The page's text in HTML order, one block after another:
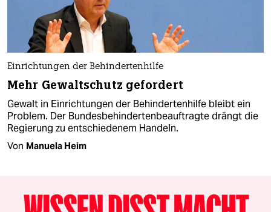
Einrichtungen der Behindertenhilfe
Mehr Gewaltschutz gefordert
Gewalt in Einrichtungen der Behindertenhilfe bleibt ein
Problem. Der Bundesbehindertenbeauftragte drängt die
Regierung zu entschiedenem Handeln.
Von Manuela Heim